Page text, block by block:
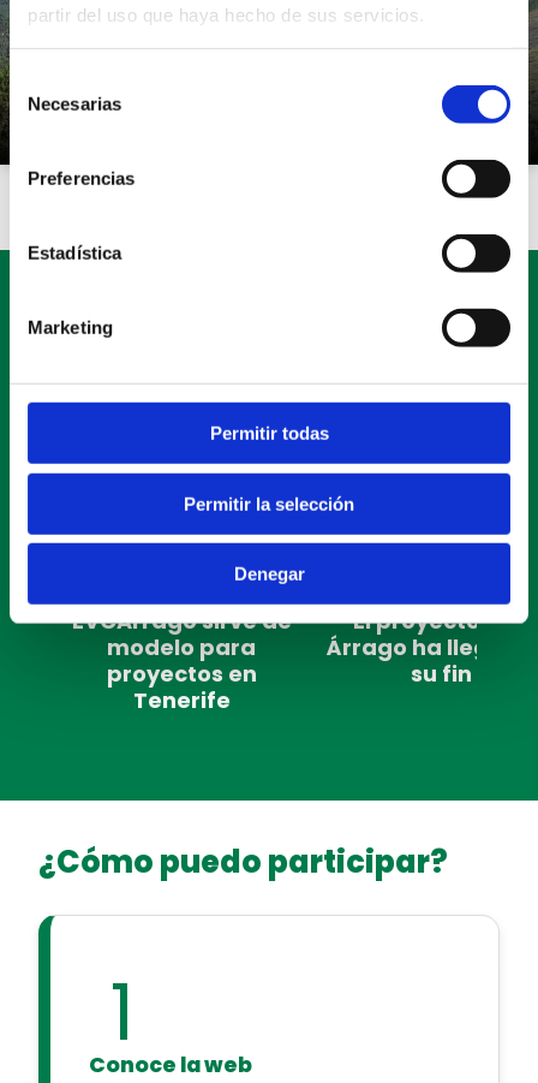
partir del uso que haya hecho de sus servicios.
Selección
de Necesarias
Preferencias
Estadística
Marketing
Permitir todas
Permitir la selección
Denegar
Últimas noticias
EVCArrago sirve de
modelo para
proyectos en
Tenerife
El proyecto EVC
Árrago ha
su fin
¿Cómo puedo participar?
1
Conoce la web